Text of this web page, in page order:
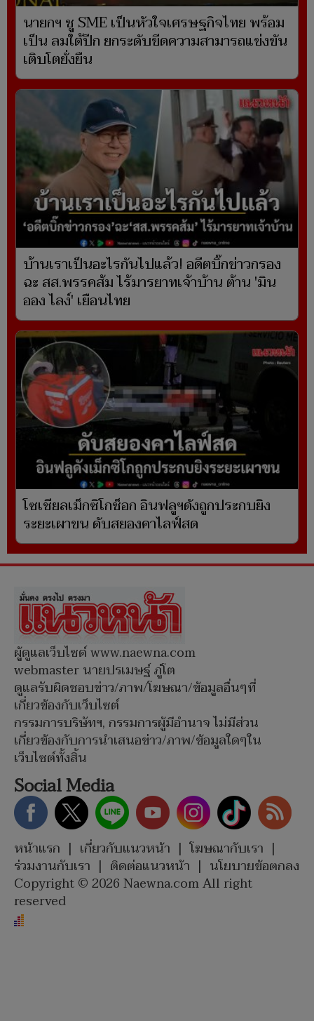
นายกฯ ชู SME เป็นหัวใจเศรษฐกิจไทย พร้อม
เป็น ลมใต้ปีก ยกระดับขีดความสามารถแข่งขัน
เติบโตยั่งยืน
บ้านเราเป็นอะไรกันไปแล้ว! อดีตบิ๊กข่าวกรอง
ฉะ สส.พรรคส้ม ไร้มารยาทเจ้าบ้าน ต้าน 'มิน
ออง ไลง์' เยือนไทย
โซเชียลเม็กซิโกช็อก อินฟลูฯดังถูกประกบยิง
ระยะเผาขน ดับสยองคาไลฟ์สด
ผู้ดูแลเว็บไซต์ www.naewna.com
webmaster นายปรเมษฐ์ ภู่โต
ดูแลรับผิดชอบข่าว/ภาพ/โฆษณา/ข้อมูลอื่นๆที่
เกี่ยวข้องกับเว็บไซต์
กรรมการบริษัทฯ, กรรมการผู้มีอำนาจ ไม่มีส่วน
เกี่ยวข้องกับการนำเสนอข่าว/ภาพ/ข้อมูลใดๆใน
เว็บไซต์ทั้งสิ้น
Social Media
หน้าแรก | เกี่ยวกับแนวหน้า | โฆษณากับเรา |
ร่วมงานกับเรา | ติดต่อแนวหน้า | นโยบายข้อตกลง
Copyright © 2026 Naewna.com All right
reserved